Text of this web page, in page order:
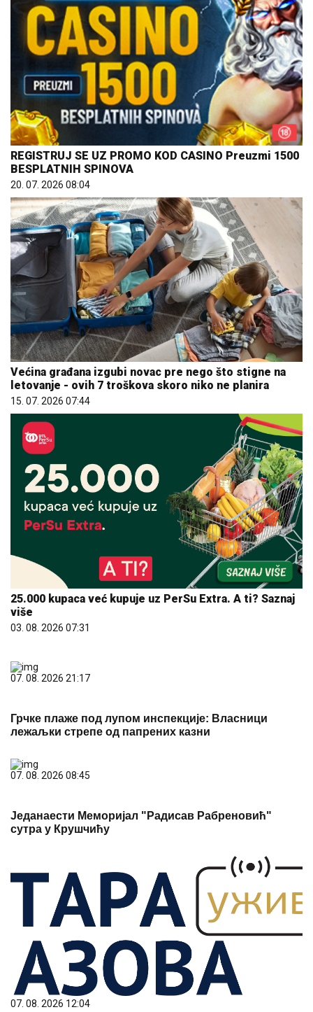
REGISTRUJ SE UZ PROMO KOD CASINO Preuzmi 1500
BESPLATNIH SPINOVA
20. 07. 2026 08:04
Većina građana izgubi novac pre nego što stigne na
letovanje - ovih 7 troškova skoro niko ne planira
15. 07. 2026 07:44
25.000 kupaca već kupuje uz PerSu Extra. A ti? Saznaj
više
03. 08. 2026 07:31
07. 08. 2026 21:17
Грчке плаже под лупом инспекције: Власници
лежаљки стрепе од папрених казни
07. 08. 2026 08:45
Једанаести Меморијал "Радисав Рабреновић"
сутра у Крушчићу
07. 08. 2026 12:04